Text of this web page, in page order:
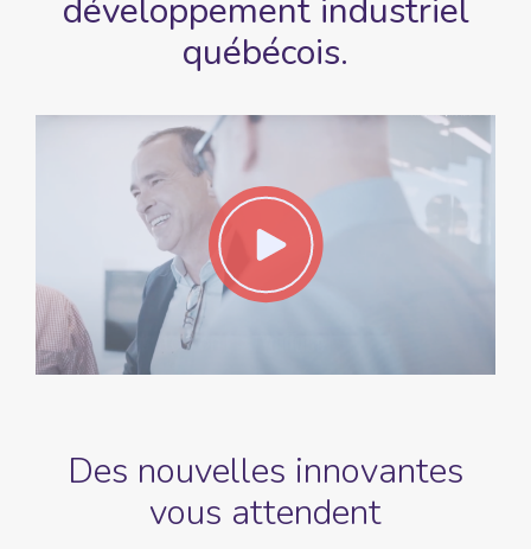
développementindustriel
québécois.
Des nouvelles innovantes
vous attendent